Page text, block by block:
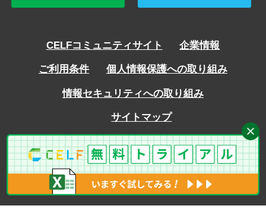
CELFコミュニティサイト 企業情報
ご利用条件 個人情報保護への取り組み
情報セキュリティへの取り組み
サイトマップ
Copyright © SCSK Corporation ALL rights reserved.